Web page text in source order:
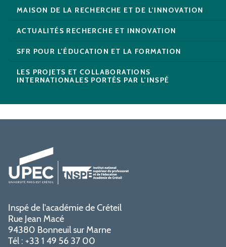
MAISON DE LA RECHERCHE ET DE L'INNOVATION
ACTUALITÉS RECHERCHE ET INNOVATION
SFR POUR L'ÉDUCATION ET LA FORMATION
LES PROJETS ET COLLABORATIONS
INTERNATIONALES PORTÉS PAR L'INSPÉ
Inspé de l'académie de Créteil
Rue Jean Macé
94380 Bonneuil sur Marne
Tél : +33 1 49 56 37 00